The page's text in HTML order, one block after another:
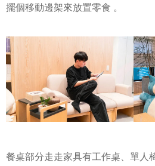
擺個移動邊架來放置零食 。
餐桌部分走走家具有工作桌、單人